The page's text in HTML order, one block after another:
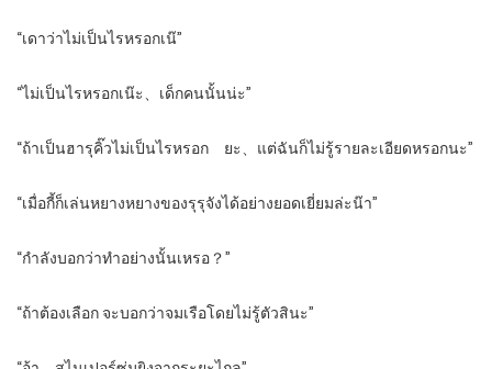
“เดาว่าไม่เป็นไรหรอกเน๊”
“ไม่เป็นไรหรอกเน๊ะ、เด็กคนนั้นน่ะ”
“ถ้าเป็นฮารุคิ๊วไม่เป็นไรหรอก ยะ、แต่ฉันก็ไม่รู้รายละเอียดหรอกนะ”
“เมื่อกี้ก็เล่นหยางหยางของรุรุจังได้อย่างยอดเยี่ยมล่ะน๊า”
“กำลังบอกว่าทำอย่างนั้นเหรอ？”
“ถ้าต้องเลือก จะบอกว่าจมเรือโดยไม่รู้ตัวสินะ”